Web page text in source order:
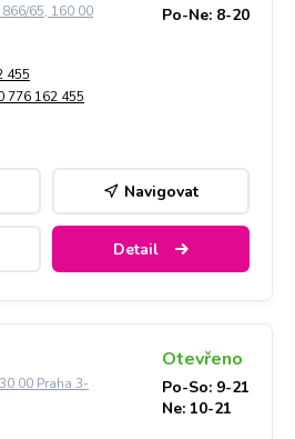
65, 160 00
Po-Ne: 8-20
455
776 162 455
Navigovat
Detail
00 Praha 3-
Otevřeno
Po-So: 9-21
Ne: 10-21